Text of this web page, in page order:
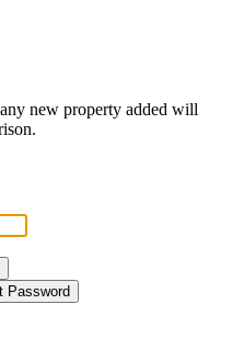
new property added will
Password